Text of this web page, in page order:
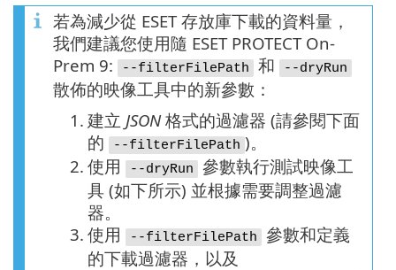
若為減少從 ESET 存放庫下載的資料量，
我們建議您使用隨 ESET PROTECT On-
Prem 9:
--filterFilePath 和 --dryRun
散佈的映像工具中的新參數：
1. 建立 JSON格式的過濾器 (請參閱下面
的
--filterFilePath )。
2. 使用 --dryRun
參數執行測試映像工
具 (如下所示) 並根據需要調整過濾
器。
3. 使用 --filterFilePath
參數和定義
的下載過濾器，以及